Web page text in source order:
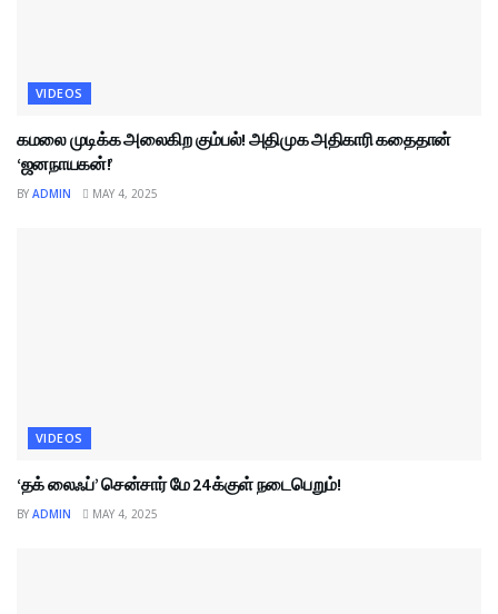
VIDEOS
கமலை முடிக்க அலைகிற கும்பல்! அதிமுக அதிகாரி கதைதான்
‘ஜனநாயகன்!’
BY ADMIN MAY 4, 2025
VIDEOS
‘தக் லைஃப்’ சென்சார் மே 24 க்குள் நடைபெறும்!
BY ADMIN MAY 4, 2025